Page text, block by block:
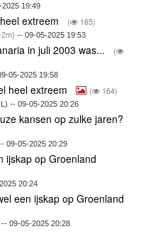
19:49
extreem ( 165)
-- 09-05-2025 19:53
in juli 2003 was...
(
05-2025 19:58
heel extreem ( 164)
-- 09-05-2025 20:26
kansen op zulke jaren?
09-05-2025 20:29
ijskap op Groenland
20:24
een ijskap op Groenland
09-05-2025 20:28